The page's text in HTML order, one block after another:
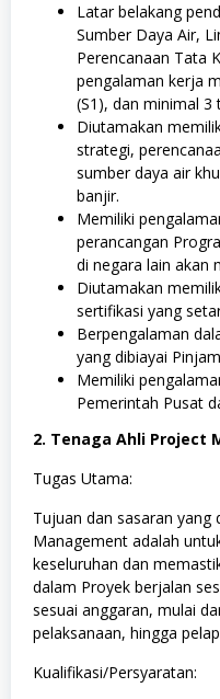
Latar belakang
Sumber Daya Air,
Perencanaan Tata
pengalaman kerja
(S1), dan minimal 3
Diutamakan
strategi,
sumber daya air
banjir.
Memiliki
perancangan
di negara lain akan
Diutamakan
sertifikasi yang
Berpengalaman
yang dibiayai
Memiliki
Pemerintah Pusat
2. Tenaga Ahli Project
Tugas Utama:
Tujuan dan sasaran yang
Management adalah
keseluruhan dan
dalam Proyek berjalan
sesuai anggaran, mulai
pelaksanaan, hingga
Kualifikasi/Persyaratan: